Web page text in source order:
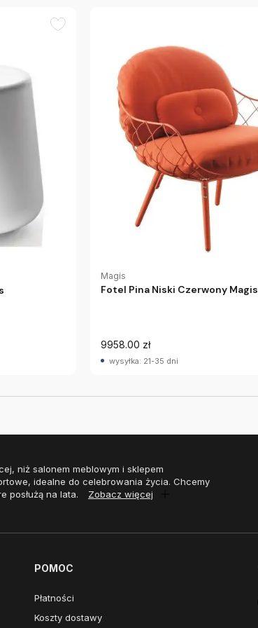
Magis
Fotel Pina Niski Czerwony Magis
9958.00 zł
wysyłka: 21-35 dni
niż salonem meblowym i sklepem
idealne do celebrowania życia. Chcemy
posłużą na lata.
Zobacz więcej
POMOC
Płatności
Koszty dostawy